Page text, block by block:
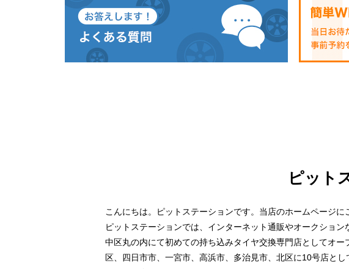
ピット
こんにちは。ピットステーションです。当店のホームページに
ピットステーションでは、インターネット通販やオークショ
中区丸の内にて初めての持ち込みタイヤ交換専門店としてオ
区、四日市市、一宮市、高浜市、多治見市、北区に10号店と